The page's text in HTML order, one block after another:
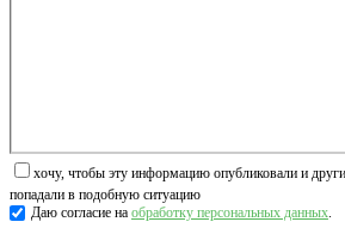
хочу, чтобы эту информацию опубликовали и
попадали в подобную ситуацию
Даю согласие на обработку персональных данных.